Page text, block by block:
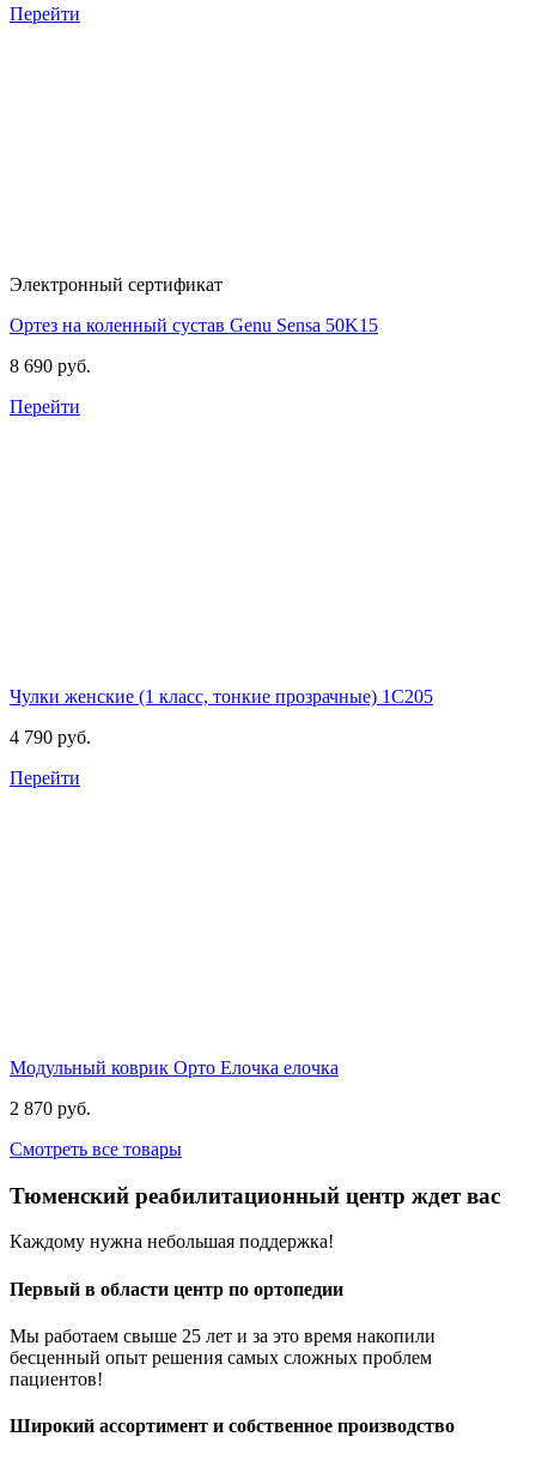
Перейти
Электронный сертификат
Ортез на коленный сустав Genu Sensa 50K15
8 690 руб.
Перейти
Чулки женские (1 класс, тонкие прозрачные) 1C205
4 790 руб.
Перейти
Модульный коврик Орто Елочка елочка
2 870 руб.
Смотреть все товары
Тюменский реабилитационный центр ждет вас
Каждому нужна небольшая поддержка!
Первый в области центр по ортопедии
Мы работаем свыше 25 лет и за это время накопили
бесценный опыт решения самых сложных проблем
пациентов!
Широкий ассортимент и собственное производство